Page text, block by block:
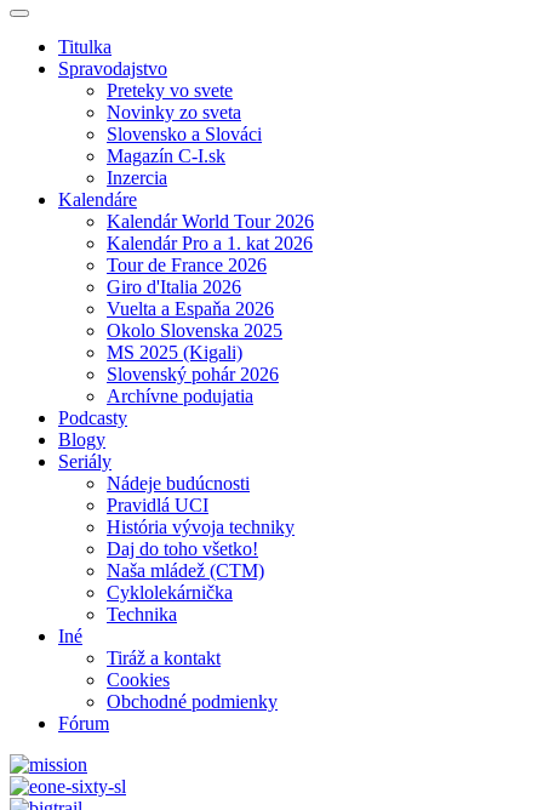
Titulka
Spravodajstvo
Preteky vo svete
Novinky zo sveta
Slovensko a Slováci
Magazín C-I.sk
Inzercia
Kalendáre
Kalendár World Tour 2026
Kalendár Pro a 1. kat 2026
Tour de France 2026
Giro d'Italia 2026
Vuelta a Espaňa 2026
Okolo Slovenska 2025
MS 2025 (Kigali)
Slovenský pohár 2026
Archívne podujatia
Podcasty
Blogy
Seriály
Nádeje budúcnosti
Pravidlá UCI
História vývoja techniky
Daj do toho všetko!
Naša mládež (CTM)
Cyklolekárnička
Technika
Iné
Tiráž a kontakt
Cookies
Obchodné podmienky
Fórum